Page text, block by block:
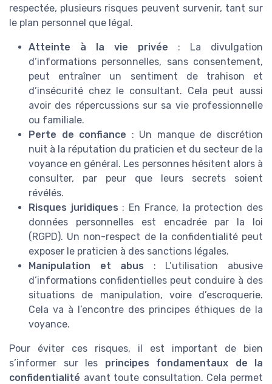
respectée, plusieurs risques peuvent survenir, tant sur
le plan personnel que légal.
Atteinte à la vie privée : La divulgation
d’informations personnelles, sans consentement,
peut entraîner un sentiment de trahison et
d’insécurité chez le consultant. Cela peut aussi
avoir des répercussions sur sa vie professionnelle
ou familiale.
Perte de confiance : Un manque de discrétion
nuit à la réputation du praticien et du secteur de la
voyance en général. Les personnes hésitent alors à
consulter, par peur que leurs secrets soient
révélés.
Risques juridiques : En France, la protection des
données personnelles est encadrée par la loi
(RGPD). Un non-respect de la confidentialité peut
exposer le praticien à des sanctions légales.
Manipulation et abus : L’utilisation abusive
d’informations confidentielles peut conduire à des
situations de manipulation, voire d’escroquerie.
Cela va à l’encontre des principes éthiques de la
voyance.
Pour éviter ces risques, il est important de bien
s’informer sur les principes fondamentaux de la
confidentialité avant toute consultation. Cela permet